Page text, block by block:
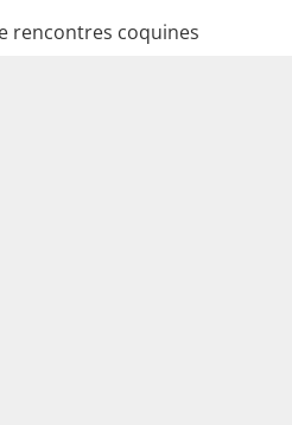
rencontres coquines